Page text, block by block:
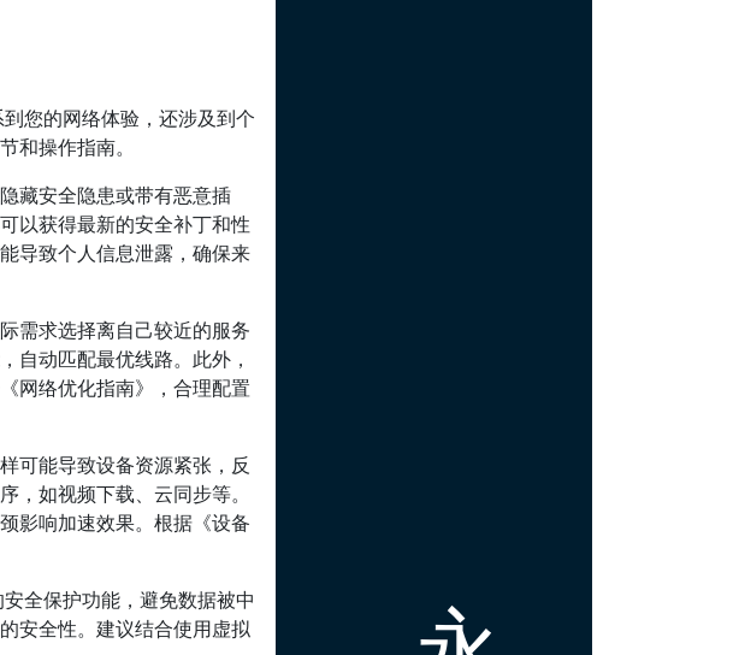
您的网络体验，还涉及到个
和操作指南。
藏安全隐患或带有恶意插
以获得最新的安全补丁和性
导致个人信息泄露，确保来
需求选择离自己较近的服务
自动匹配最优线路。此外，
网络优化指南》，合理配置
可能导致设备资源紧张，反
如视频下载、云同步等。
影响加速效果。根据《设备
全保护功能，避免数据被中
安全性。建议结合使用虚拟